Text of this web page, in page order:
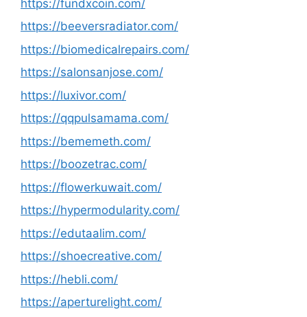
https://fundxcoin.com/
https://beeversradiator.com/
https://biomedicalrepairs.com/
https://salonsanjose.com/
https://luxivor.com/
https://qqpulsamama.com/
https://bememeth.com/
https://boozetrac.com/
https://flowerkuwait.com/
https://hypermodularity.com/
https://edutaalim.com/
https://shoecreative.com/
https://hebli.com/
https://aperturelight.com/